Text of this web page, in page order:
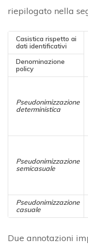
riepilogato nella
Casistica rispetto ai
dati identificativi
Denominazione
policy
Pseudonimizzazione
deterministica
Pseudonimizzazione
semicasuale
Pseudonimizzazione
casuale
Due annotazioni